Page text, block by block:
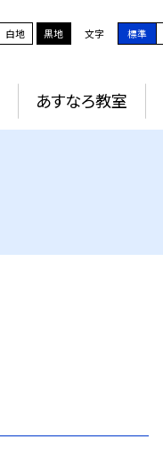
白地 黒地 文字 標準
あすなろ教室